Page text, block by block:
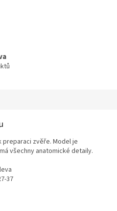
zvěře. Model je
všechny anatomické detaily.
37